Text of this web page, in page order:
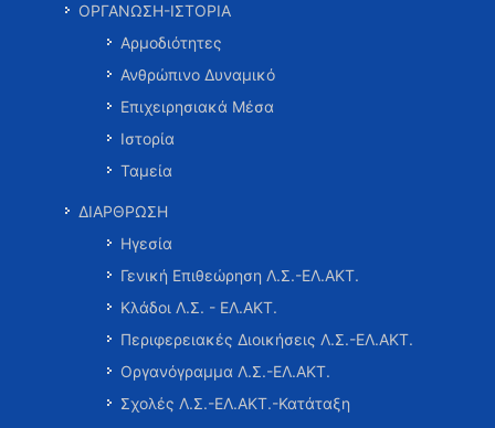
ΟΡΓΑΝΩΣΗ-ΙΣΤΟΡΙΑ
Αρμοδιότητες
Ανθρώπινο Δυναμικό
Επιχειρησιακά Μέσα
Ιστορία
Ταμεία
ΔΙΑΡΘΡΩΣΗ
Ηγεσία
Γενική Επιθεώρηση Λ.Σ.-ΕΛ.ΑΚΤ.
Κλάδοι Λ.Σ. - ΕΛ.ΑΚΤ.
Περιφερειακές Διοικήσεις Λ.Σ.-ΕΛ.ΑΚΤ.
Οργανόγραμμα Λ.Σ.-ΕΛ.ΑΚΤ.
Σχολές Λ.Σ.-ΕΛ.ΑΚΤ.-Κατάταξη